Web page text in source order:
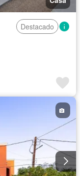
Destacado